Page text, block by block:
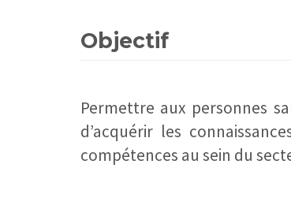
Objectif
Permettre aux personnes
d’acquérir les
compétences au sein du